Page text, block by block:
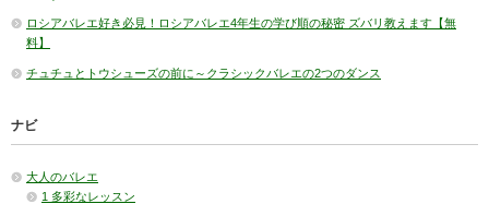
ロシアバレエ好き必見！ロシアバレエ4年生の学び順の秘密 ズバリ教えます【無
料】
チュチュとトウシューズの前に～クラシックバレエの2つのダンス
ナビ
大人のバレエ
1 多彩なレッスン